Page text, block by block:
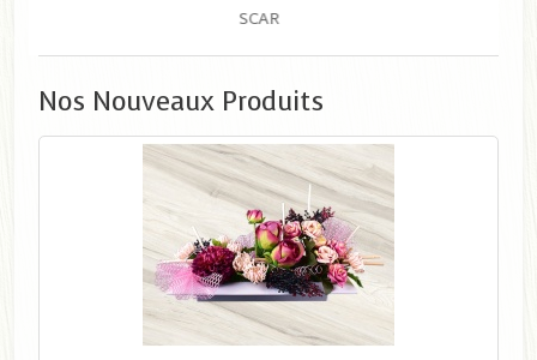
Nos Nouveaux Produits